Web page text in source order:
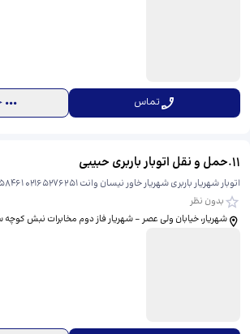
تماس
11
.حمل و نقل اتوبار باربری حبیبی
اتوبار شهریار باربری شهریار خاور نیسان وانت ۰۲۱۶۵۲۷۶۲۵۱ ۰۹۱۹۶۵۵۸۴۶۱
بدون نظر
شهریار، خیابان ولی عصر - شهریار فاز دوم مخابرات نبش کوچه سمیه